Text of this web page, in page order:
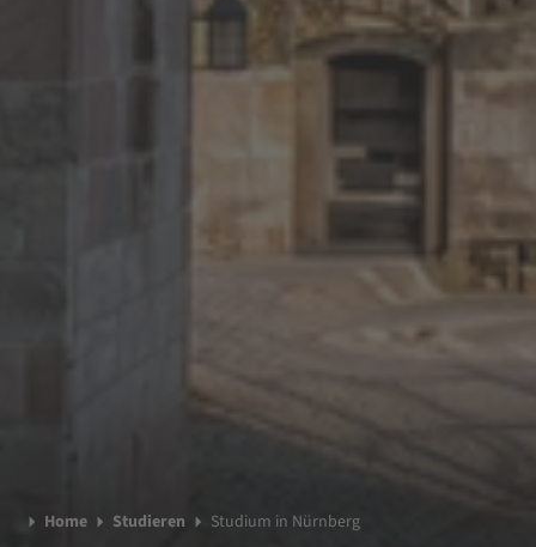
Home Studieren Studium in Nürnberg